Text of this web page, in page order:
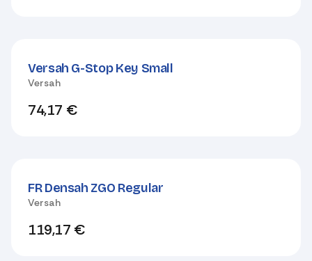
Versah G-Stop Key Small
Versah
74,17 €
FR Densah ZGO Regular
Versah
119,17 €